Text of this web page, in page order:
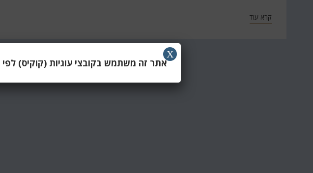
קרא עוד
אתר זה משתמש בקובצי עוגיות (קוקיס) לפי
X